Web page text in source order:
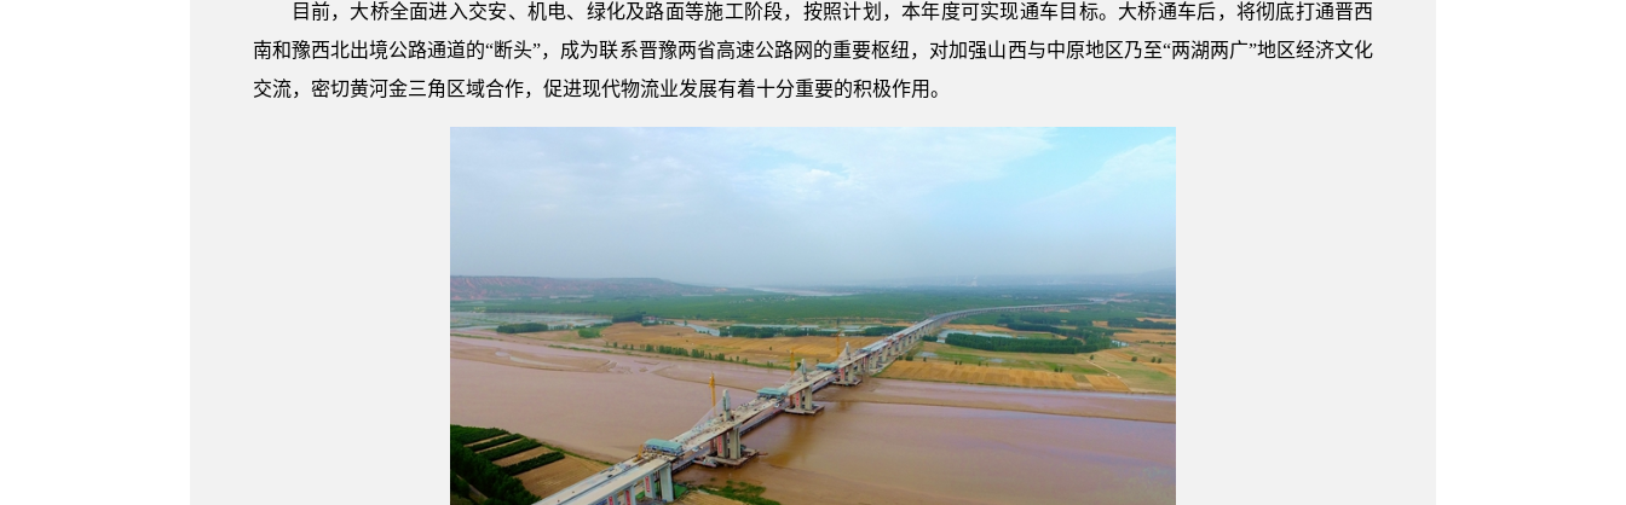
目前，大桥全面进入交安、机电、绿化及路面等施工阶段，按照计划，本年度可实现通车目标。大桥通车后，将彻底打通晋西
南和豫西北出境公路通道的“断头”，成为联系晋豫两省高速公路网的重要枢纽，对加强山西与中原地区乃至“两湖两广”地区经济文化
交流，密切黄河金三角区域合作，促进现代物流业发展有着十分重要的积极作用。